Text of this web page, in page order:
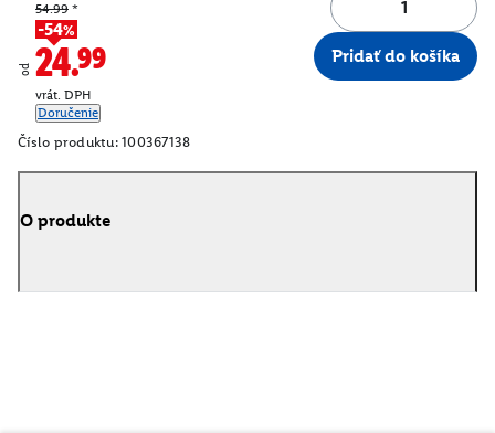
od
54.99 *
-54%
24.99
vrát. DPH
Doručenie
Pridať do košíka
Číslo produktu: 100367138
O produkte